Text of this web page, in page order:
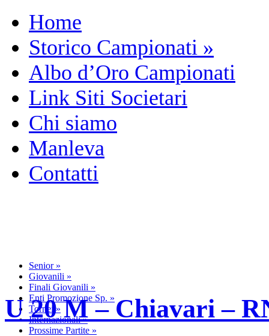
Home
Storico Campionati »
Albo d’Oro Campionati
Link Siti Societari
Chi siamo
Manleva
Contatti
Senior»
Giovanili »
Finali Giovanili »
Enti Promozione Sp. »
Tornei »
Internazionali»
Prossime Partite »
U 20 M – Chiavari –